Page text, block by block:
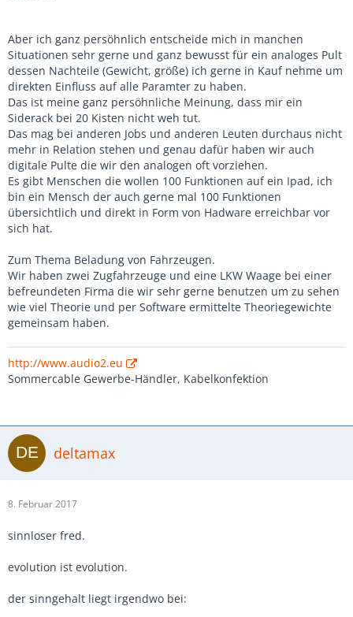
Aber ich ganz persöhnlich entscheide mich in manchen
Situationen sehr gerne und ganz bewusst für ein analoges Pult
dessen Nachteile (Gewicht, größe) ich gerne in Kauf nehme um
direkten Einfluss auf alle Paramter zu haben.
Das ist meine ganz persöhnliche Meinung, dass mir ein
Siderack bei 20 Kisten nicht weh tut.
Das mag bei anderen Jobs und anderen Leuten durchaus nicht
mehr in Relation stehen und genau dafür haben wir auch
digitale Pulte die wir den analogen oft vorziehen.
Es gibt Menschen die wollen 100 Funktionen auf ein Ipad, ich
bin ein Mensch der auch gerne mal 100 Funktionen
übersichtlich und direkt in Form von Hadware erreichbar vor
sich hat.
Zum Thema Beladung von Fahrzeugen.
Wir haben zwei Zugfahrzeuge und eine LKW Waage bei einer
befreundeten Firma die wir sehr gerne benutzen um zu sehen
wie viel Theorie und per Software ermittelte Theoriegewichte
gemeinsam haben.
http://www.audio2.eu
Sommercable Gewerbe-Händler, Kabelkonfektion
deltamax
8. Februar 2017
sinnloser fred.
evolution ist evolution.
der sinngehalt liegt irgendwo bei: